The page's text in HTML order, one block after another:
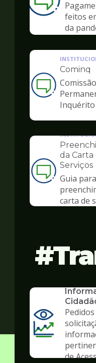
feitos
da
Ilustração
da
de
Ouvidoria
Cominq
Comissão
Inquérito
Ilustração
da
pagina
de
da Carta
Serviços
Guia para
carta de
Pedidos
de